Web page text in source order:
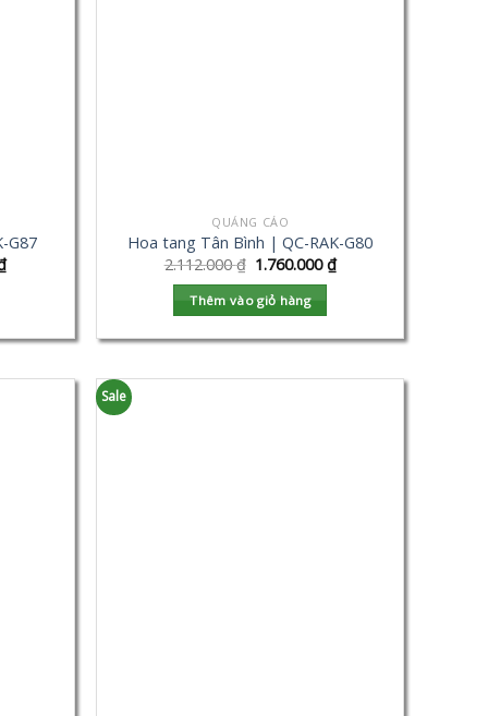
G87
QUẢNG CÁO
Hoa tang Tân Bình | QC-RAK-G80
2.112.000₫ 1.760.000₫
Thêm vào giỏ hàng
Sale